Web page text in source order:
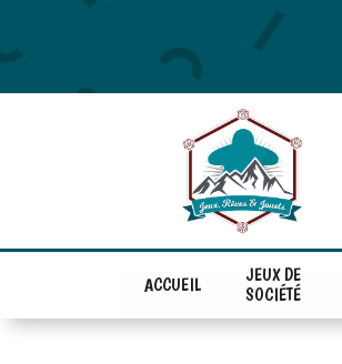
ACCUEIL
JEUX DE
SOCIÉTÉ